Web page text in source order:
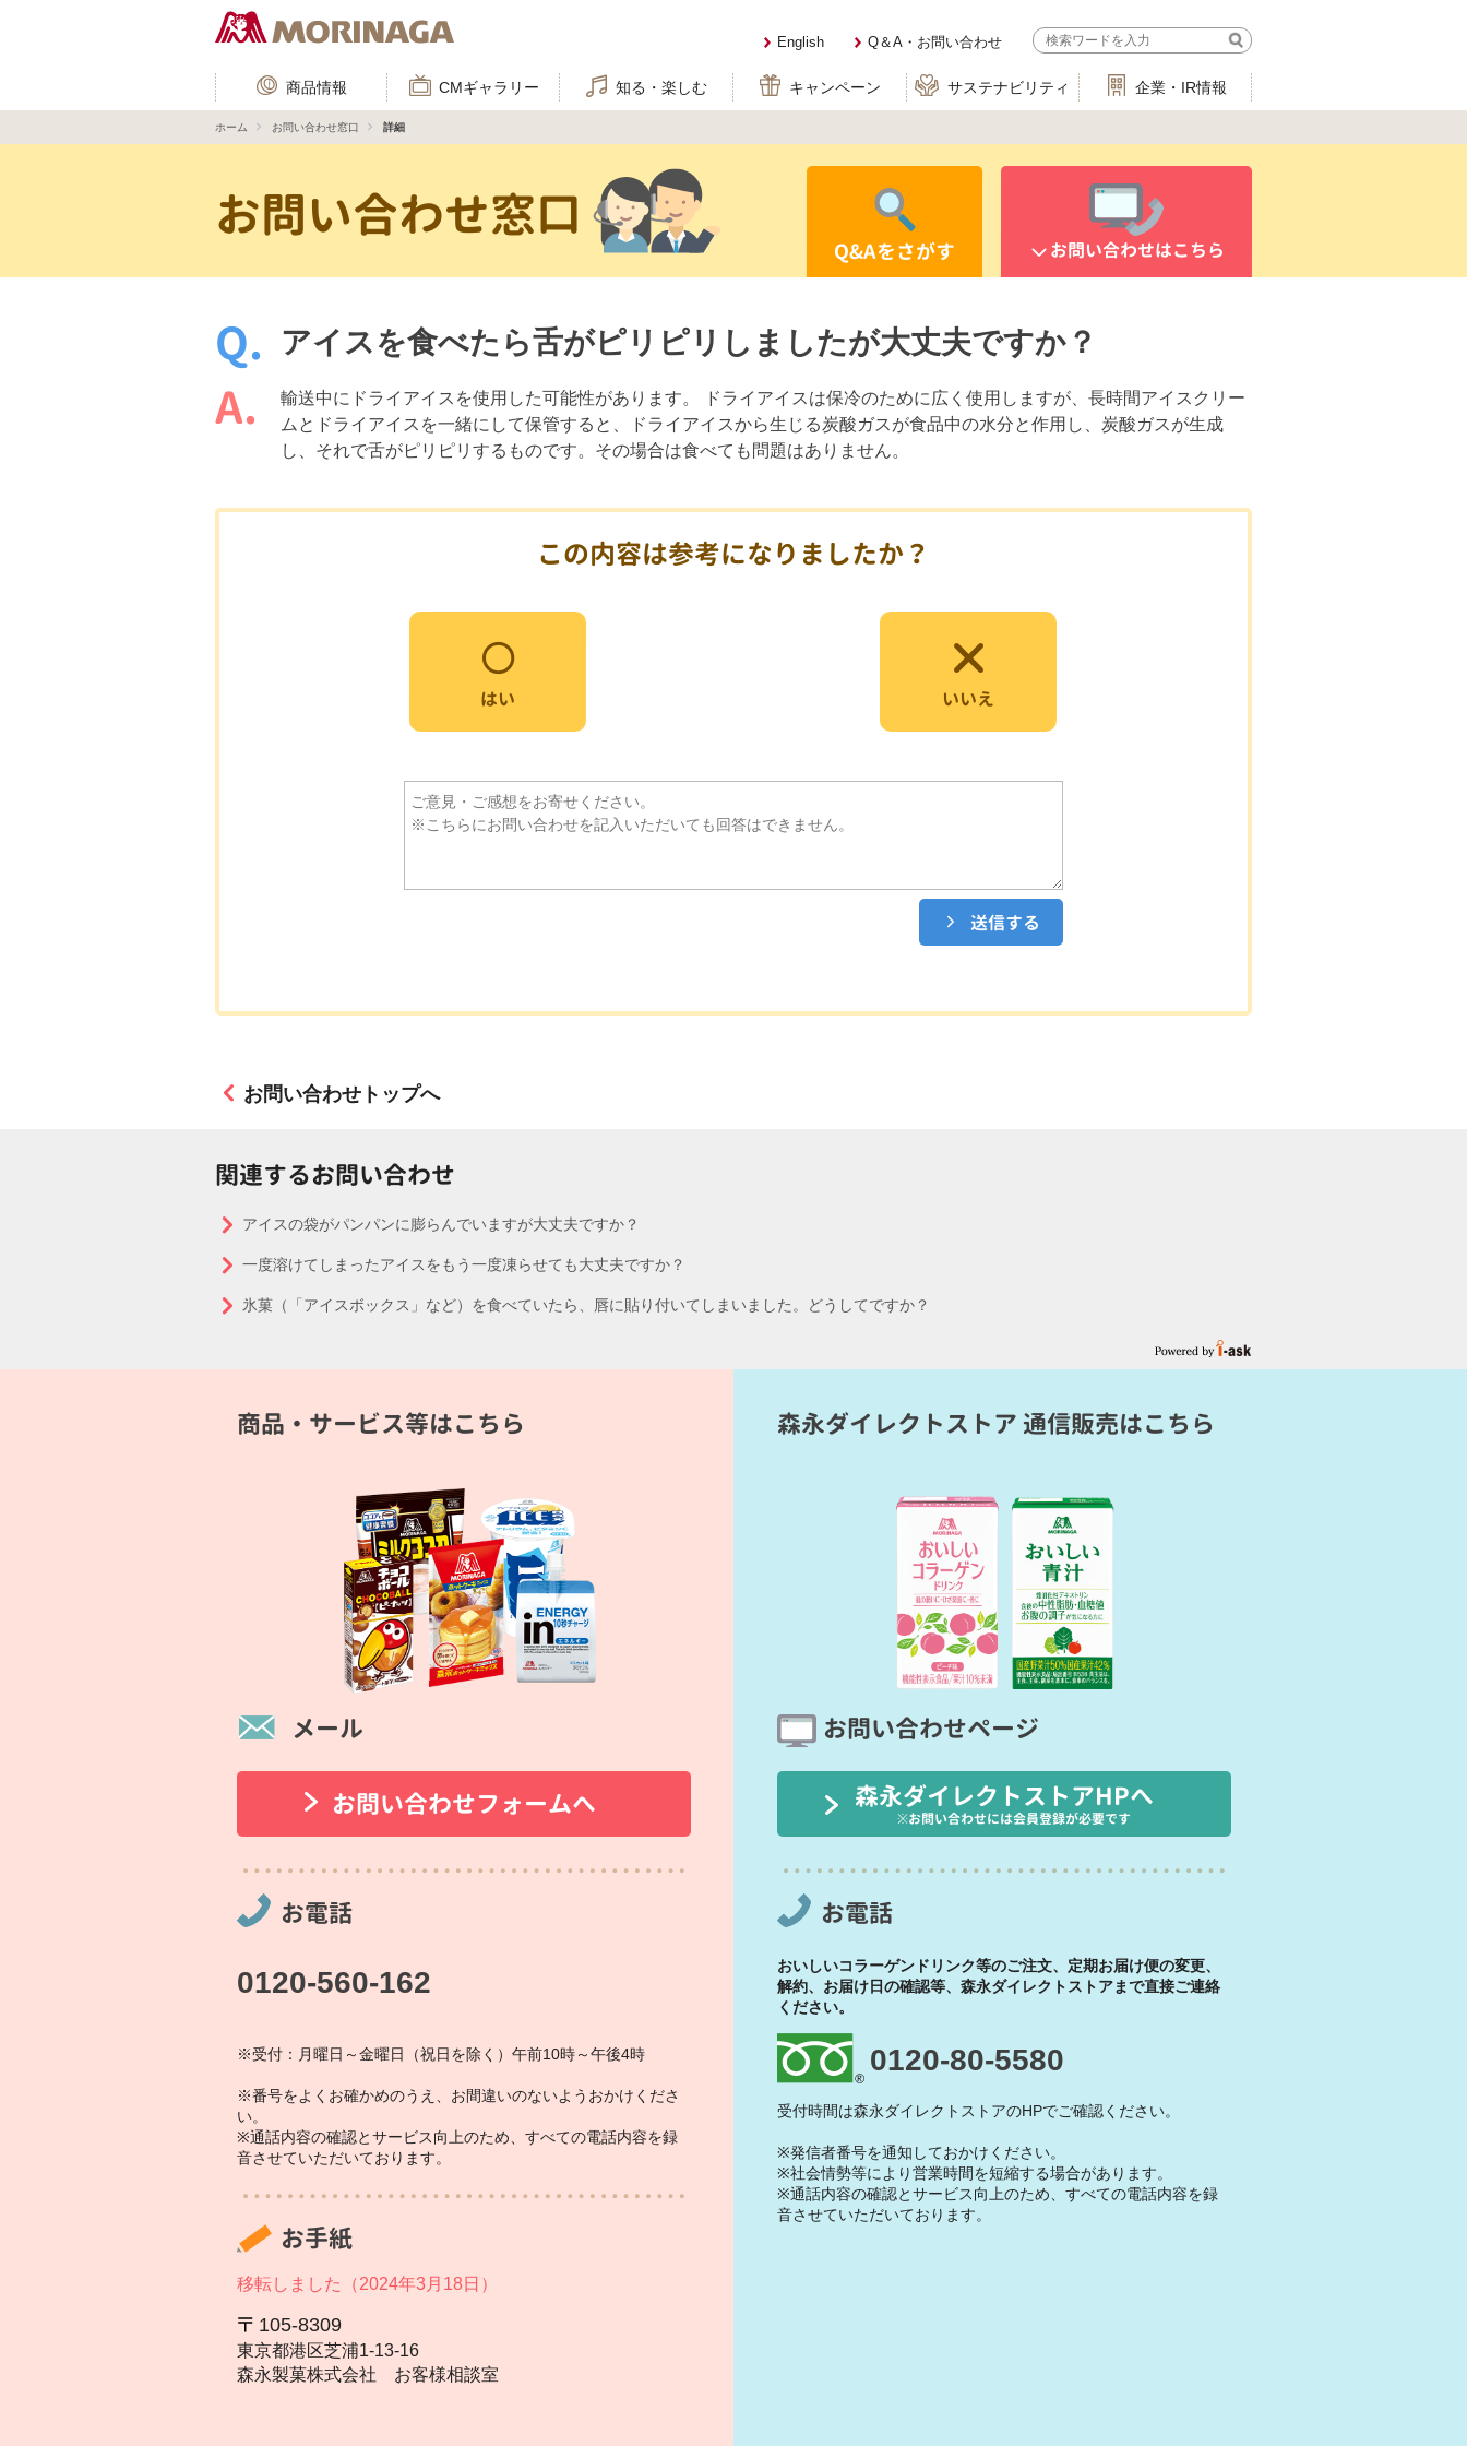
English Q＆A・お問い合わせ
商品情報 CMギャラリー 知る・楽しむ キャンペーン サステナビリティ 企業・IR情報
ホーム お問い合わせ窓口 詳細
お問い合わせ窓口
Q&Aをさがす お問い合わせはこちら
アイスを食べたら舌がピリピリしましたが大丈夫ですか？
輸送中にドライアイスを使用した可能性があります。 ドライアイスは保冷のために広く使用しますが、長時間アイスクリー
ムとドライアイスを一緒にして保管すると、ドライアイスから生じる炭酸ガスが食品中の水分と作用し、炭酸ガスが生成
し、それで舌がピリピリするものです。その場合は食べても問題はありません。
この内容は参考になりましたか？
はい いいえ
送信する
お問い合わせトップへ
関連するお問い合わせ
アイスの袋がパンパンに膨らんでいますが大丈夫ですか？
一度溶けてしまったアイスをもう一度凍らせても大丈夫ですか？
氷菓（「アイスボックス」など）を食べていたら、唇に貼り付いてしまいました。どうしてですか？
商品・サービス等はこちら
メール
お問い合わせフォームへ
お電話
0120-560-162
※受付：月曜日～金曜日（祝日を除く）午前10時～午後4時
※番号をよくお確かめのうえ、お間違いのないようおかけくださ
い。
※通話内容の確認とサービス向上のため、すべての電話内容を録
音させていただいております。
お手紙
移転しました（2024年3月18日）
105‐8309
東京都港区芝浦1‐13‐16
森永製菓株式会社 お客様相談室
森永ダイレクトストア 通信販売はこちら
お問い合わせページ
森永ダイレクトストアHPへ
※お問い合わせには会員登録が必要です
お電話
おいしいコラーゲンドリンク等のご注文、定期お届け便の変更、
解約、お届け日の確認等、森永ダイレクトストアまで直接ご連絡
ください。
0120-80-5580
受付時間は森永ダイレクトストアのHPでご確認ください。
※発信者番号を通知しておかけください。
※社会情勢等により営業時間を短縮する場合があります。
※通話内容の確認とサービス向上のため、すべての電話内容を録
音させていただいております。